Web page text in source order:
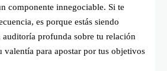
componente innegociable. Si te
es porque estás siendo
profunda sobre tu relación
valentía para apostar por tus objetivos